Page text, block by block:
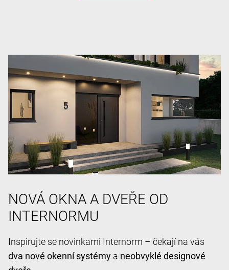
NOVÁ OKNA A DVEŘE OD
INTERNORMU
Inspirujte se novinkami Internorm – čekají na vás
dva nové okenní systémy a neobvyklé designové